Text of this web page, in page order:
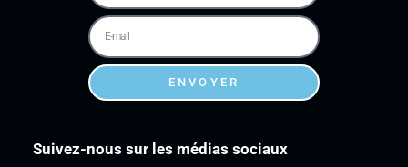
ENVOYER
Suivez-nous sur les médias sociaux